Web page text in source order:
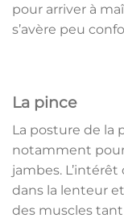
pour arriver à
s’avère peu
La pince
La posture de la
notamment pour
jambes.
dans la lenteur
des muscles tant